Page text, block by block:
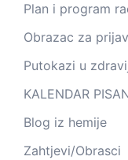
Plan i program
Obrazac za
Putokazi u
KALENDAR
Blog iz hemije
Zahtjevi/Obrasci